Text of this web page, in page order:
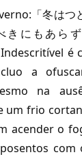
「冬はつ
きにもあら
é
a
na
um frio
acender o
com